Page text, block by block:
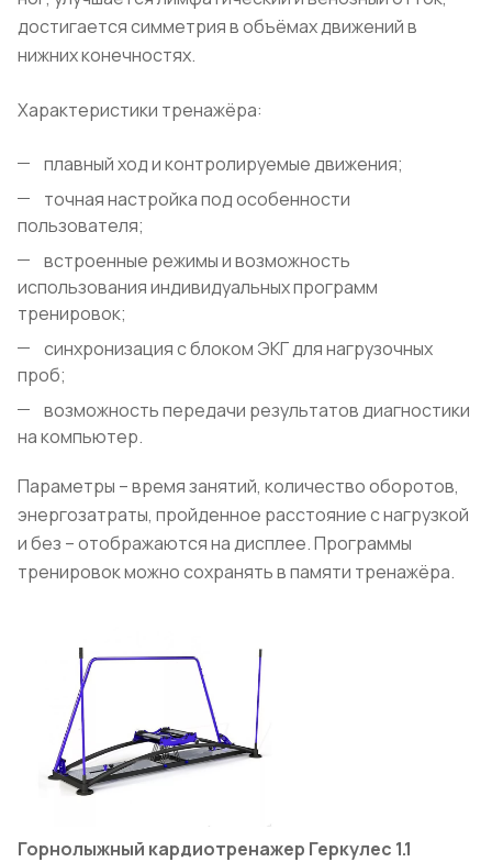
достигается симметрия в объёмах движений в
нижних конечностях.
Характеристики тренажёра:
плавный ход и контролируемые движения;
точная настройка под особенности
пользователя;
встроенные режимы и возможность
использования индивидуальных программ
тренировок;
синхронизация с блоком ЭКГ для нагрузочных
проб;
возможность передачи результатов диагностики
на компьютер.
Параметры – время занятий, количество оборотов,
энергозатраты, пройденное расстояние с нагрузкой
и без – отображаются на дисплее. Программы
тренировок можно сохранять в памяти тренажёра.
Горнолыжный кардиотренажер Геркулес 1.1